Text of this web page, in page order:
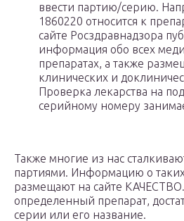
ввести партию/серию.
1860220 относится к
сайте Росздравнадзора
информация обо всех
препаратах, а также
клинических и
Проверка лекарства на
серийному номеру
Также многие из нас
партиями. Информацию о таких
размещают на сайте
определенный препарат,
серии или его название.